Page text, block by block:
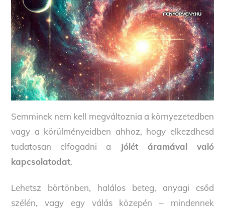
Semminek nem kell megváltoznia a környezetedben
vagy a körülményeidben ahhoz, hogy elkezdhesd
tudatosan elfogadni a
Jólét áramával való
kapcsolatodat.
Lehetsz börtönben, halálos beteg, anyagi csőd
szélén, vagy egy válás közepén – mindennek